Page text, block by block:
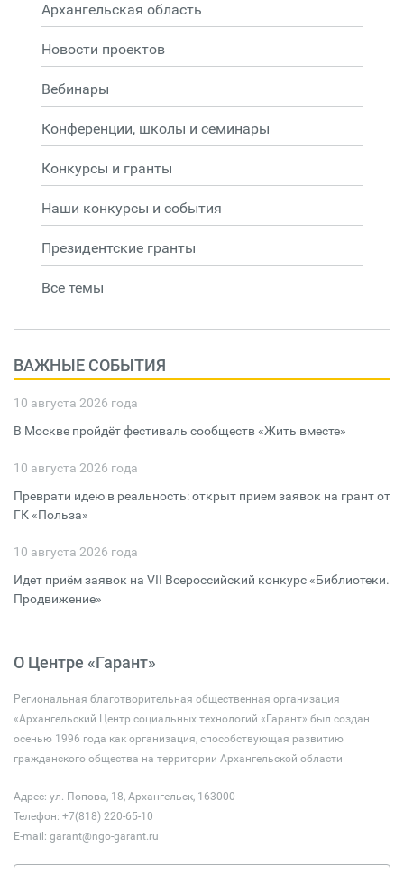
Архангельская область
Новости проектов
Вебинары
Конференции, школы и семинары
Конкурсы и гранты
Наши конкурсы и события
Президентские гранты
Все темы
ВАЖНЫЕ СОБЫТИЯ
10 августа 2026 года
В Москве пройдёт фестиваль сообществ «Жить вместе»
10 августа 2026 года
Преврати идею в реальность: открыт прием заявок на грант от
ГК «Польза»
10 августа 2026 года
Идет приём заявок на VII Всероссийский конкурс «Библиотеки.
Продвижение»
О Центре «Гарант»
Региональная благотворительная общественная организация
«Архангельский Центр социальных технологий «Гарант» был создан
осенью 1996 года как организация, способствующая развитию
гражданского общества на территории Архангельской области
Адрес: ул. Попова, 18, Архангельск, 163000
Телефон: +7(818) 220-65-10
E-mail: garant@ngo-garant.ru